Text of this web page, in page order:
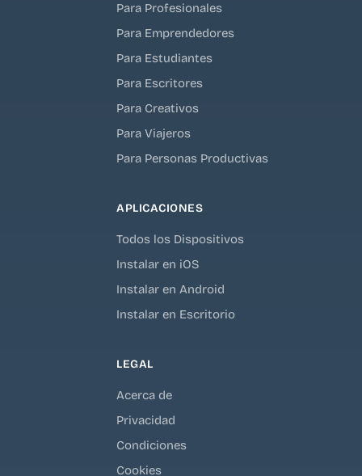
Para Profesionales
Para Emprendedores
Para Estudiantes
Para Escritores
Para Creativos
Para Viajeros
Para Personas Productivas
APLICACIONES
Todos los Dispositivos
Instalar en iOS
Instalar en Android
Instalar en Escritorio
LEGAL
Acerca de
Privacidad
Condiciones
Cookies